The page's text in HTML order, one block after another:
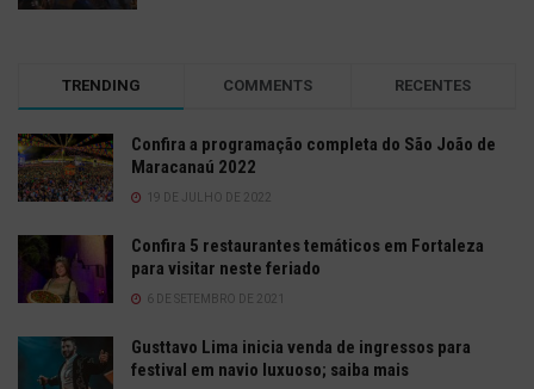
TRENDING COMMENTS RECENTES
Confira a programação completa do São João de
Maracanaú 2022
19 DE JULHO DE 2022
Confira 5 restaurantes temáticos em Fortaleza
para visitar neste feriado
6 DE SETEMBRO DE 2021
Gusttavo Lima inicia venda de ingressos para
festival em navio luxuoso; saiba mais